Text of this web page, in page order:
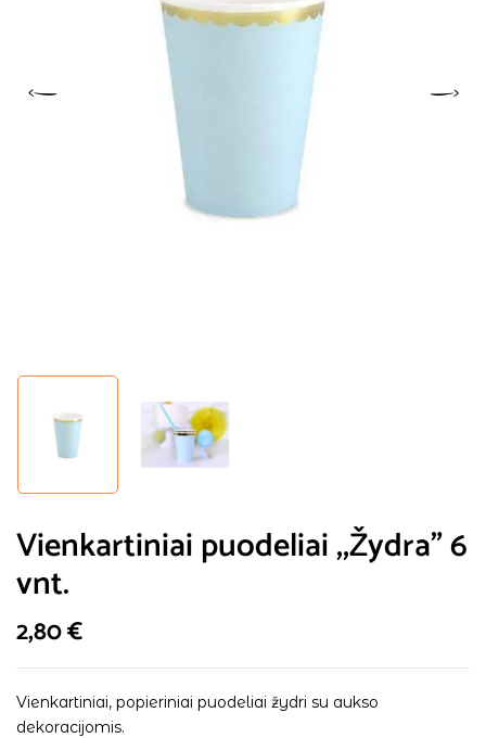
Vienkartiniai puodeliai ,,Žydra” 6
vnt.
2,80€
Vienkartiniai, popieriniai puodeliai žydri su aukso
dekoracijomis.